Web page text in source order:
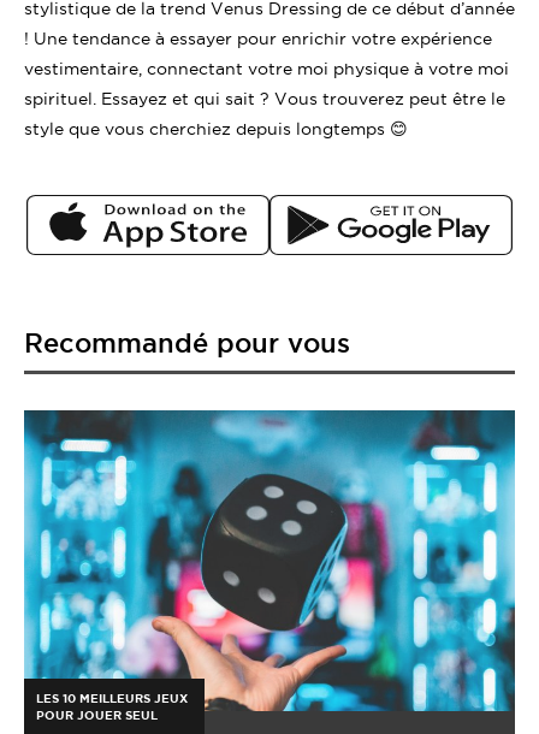
stylistique de la trend Venus Dressing de ce début d’année
! Une tendance à essayer pour enrichir votre expérience
vestimentaire, connectant votre moi physique à votre moi
spirituel. Essayez et qui sait ? Vous trouverez peut être le
style que vous cherchiez depuis longtemps 😊
Recommandé pour vous
LES 10 MEILLEURS JEUX
POUR JOUER SEUL